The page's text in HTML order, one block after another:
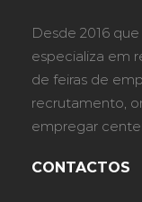
Desde 2016
especializa em
de feiras de
recrutamento,
empregar
CONTACTOS